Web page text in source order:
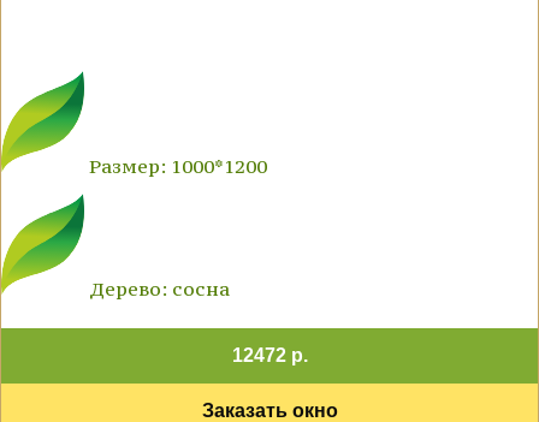
Размер: 1000*1200
Дерево: сосна
12472 р.
Заказать окно